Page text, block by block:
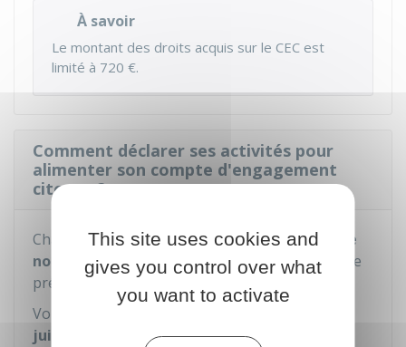
À savoir
Le montant des droits acquis sur le CEC est
limité à 720 €.
Comment déclarer ses activités pour
alimenter son compte d'engagement
citoyen ?
Chaque année, vous devezdéclarer en ligne le
nombre d'heures réaliséesau cours de l'année
précédente.
Vous devez faire votre déclaration
juin
This site uses cookies and
gives you control over what
you want to activate